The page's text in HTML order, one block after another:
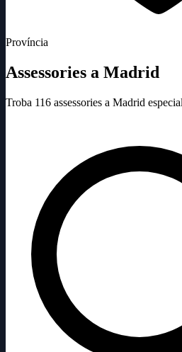
Província
Assessories a Madrid
Troba 116 assessories a Madrid